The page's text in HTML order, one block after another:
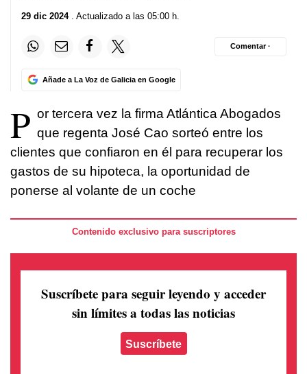
29 dic 2024. Actualizado a las 05:00 h.
Añade a La Voz de Galicia en Google
Comentar ·
P or tercera vez la firma Atlántica Abogados
que regenta José Cao sorteó entre los
clientes que confiaron en él para recuperar los
gastos de su hipoteca, la oportunidad de
ponerse al volante de un coche
Contenido exclusivo para suscriptores
Suscríbete para seguir leyendo y acceder
sin límites a todas las noticias
Suscríbete